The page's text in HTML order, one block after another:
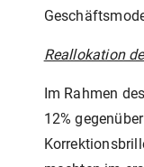
Reallokation
Im Rahmen
12%